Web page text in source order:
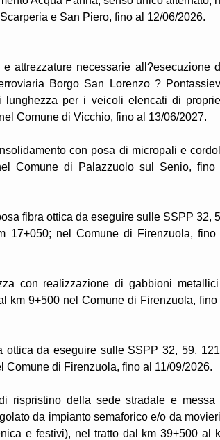
e San Piero, fino al 12/06/2026.
attrezzature necessarie all?esecuzione
Borgo San Lorenzo ?
per i veicoli elencati di
Comune di Vicchio, fino al 13/06/2027.
con posa di micropali e
Comune di Palazzuolo sul Senio, fino
fibra ottica da eseguire sulle SSPP 32,
17+050; nel Comune di Firenzuola, fino
con realizzazione di gabbioni
km 9+500 nel Comune di Firenzuola, fino
da eseguire sulle SSPP 32, 59,
Comune di Firenzuola, fino al 11/09/2026.
rispristino della sede stradale e messa
da impianto semaforico e/o da
e festivi), nel tratto dal km 39+500 al